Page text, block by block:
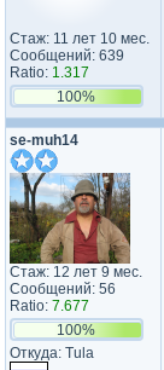
Стаж: 11 лет 10 мес.
Сообщений: 639
Ratio: 1.317
100%
se-muh14
Стаж: 12 лет 9 мес.
Сообщений: 56
Ratio: 7.677
100%
Откуда: Tula